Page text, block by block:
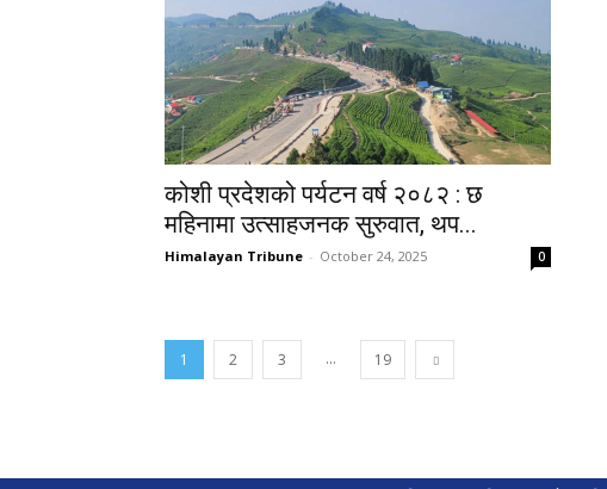
कोशी प्रदेशको पर्यटन वर्ष २०८२ : छ
महिनामा उत्साहजनक सुरुवात, थप...
Himalayan Tribune - October 24, 2025 0
1 2 3 ... 19